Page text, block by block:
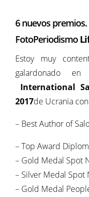
6 nuevos
FotoPeriodismo
Estoy muy
galardonado
International
2017de Ucrania
– Best Author of
– Top Award
– Gold Medal Spot
– Silver Medal Spot
– Gold Medal